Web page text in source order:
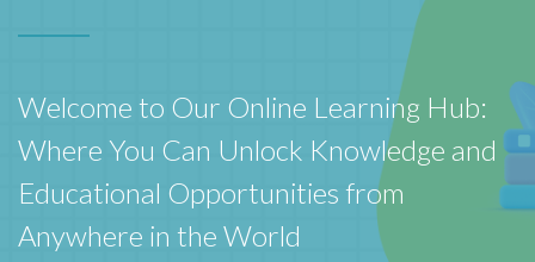
Welcome to Our Online Learning Hub:
Where You Can Unlock Knowledge and
Educational Opportunities from
Anywhere in the World